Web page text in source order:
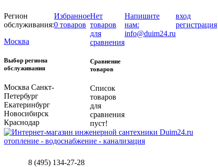
Регион
обслуживания:
Москва
Выбор региона
обслуживания
Москва Санкт-
Петербург
Екатеринбург
Новосибирск
Краснодар
Избранное
0 товаров
Нет
товаров
для
сравнения
Сравнение
товаров
Список
товаров
для
сравнения
пуст!
Напишите
нам:
info@duim24.ru
вход
регистрация
отопление - водоснабжение - канализация
8 (495) 134-27-28